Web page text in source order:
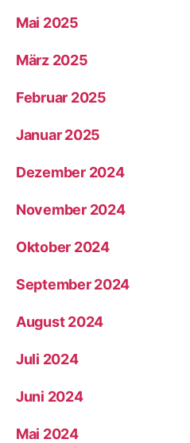
Mai 2025
März 2025
Februar 2025
Januar 2025
Dezember 2024
November 2024
Oktober 2024
September 2024
August 2024
Juli 2024
Juni 2024
Mai 2024